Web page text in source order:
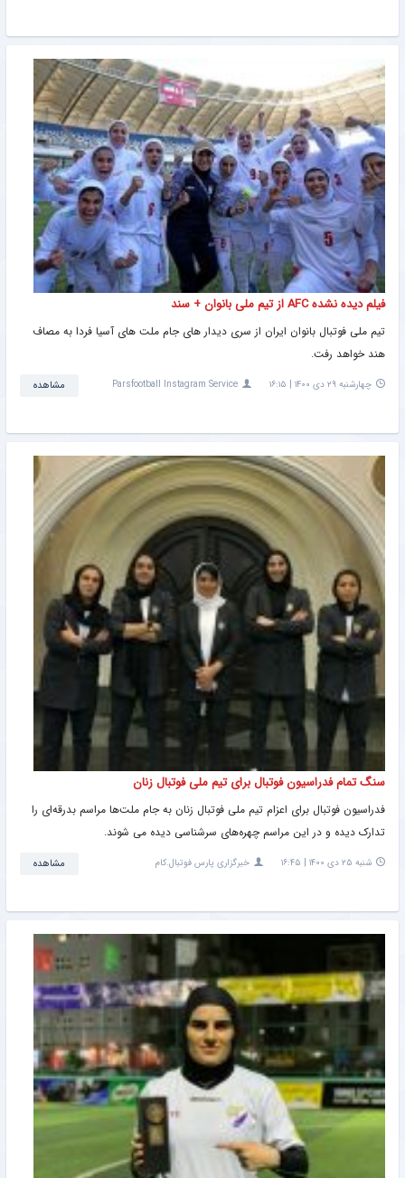
فیلم دیده نشده AFC از تیم ملی بانوان + سند
تیم ملی فوتبال بانوان ایران از سری دیدار های جام ملت های آسیا فردا به مصاف
هند خواهد رفت.
چهارشنبه ۲۹ دی ۱۴۰۰ | ۱۶:۱۵ Parsfootball Instagram Service مشاهده
سنگ تمام فدراسیون فوتبال برای تیم ملی فوتبال زنان
فدراسیون فوتبال برای اعزام تیم ملی فوتبال زنان به جام ملت‌ها مراسم بدرقه‌ای را
تدارک دیده و در این مراسم چهره‌های سرشناسی دیده می شوند.
شنبه ۲۵ دی ۱۴۰۰ | ۱۶:۴۵ خبرگزاری پارس فوتبال.کام مشاهده